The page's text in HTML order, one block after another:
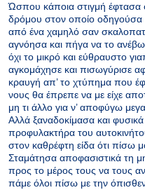
Ώσπου κάποια στιγμή έφτασα
δρόμου στον οποίο οδηγούσα
από ένα χαμηλό σαν
αγνόησα και πήγα να το
όχι το μικρό και εύθραυστο
αγκομάχησε και πισωγύρισε
κραυγή απ’ το χτύπημα που
νους θα έπρεπε να με είχε
μη τι άλλο για ν’ αποφύγω
Αλλά ξαναδοκίμασα και
προφυλακτήρα του
στον καθρέφτη είδα ότι πίσω
Σταμάτησα αποφασιστικά τη
προς το μέρος τους να τους
πάμε όλοι πίσω με την